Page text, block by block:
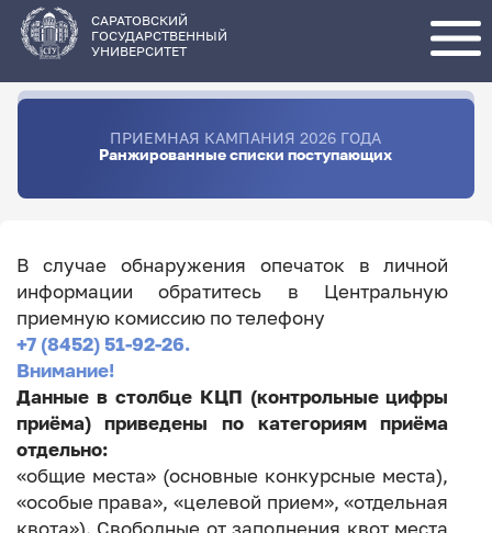
основному
содержанию
САРАТОВСКИЙ
ГОСУДАРСТВЕННЫЙ
УНИВЕРСИТЕТ
ПРИЕМНАЯ КАМПАНИЯ 2026 ГОДА
Ранжированные списки поступающих
В случае обнаружения опечаток в личной
информации обратитесь в Центральную
приемную комиссию по телефону
+7 (8452) 51-92-26.
Внимание!
Данные в столбце КЦП (контрольные цифры
приёма) приведены по категориям приёма
отдельно:
«общие места» (основные конкурсные места),
«особые права», «целевой прием», «отдельная